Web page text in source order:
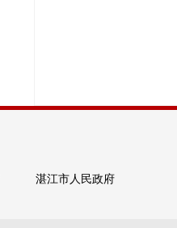
湛江市人民政府